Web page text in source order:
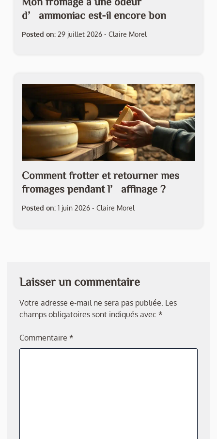
d’ammoniac est-il encore bon
Posted on: 29 juillet 2026 - Claire Morel
Comment frotter et retourner mes
fromages pendant l’affinage ?
Posted on: 1 juin 2026 - Claire Morel
Laisser un commentaire
Votre adresse e-mail ne sera pas publiée. Les
champs obligatoires sont indiqués avec *
Commentaire *